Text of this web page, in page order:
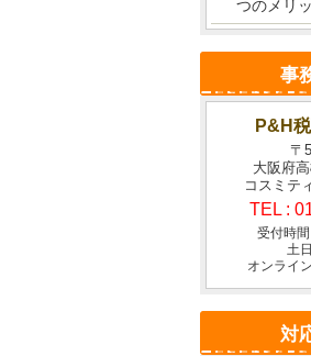
つのメリ
事
P&H
〒
大阪府
コスミテ
TEL :
受付時
土
オンライ
対